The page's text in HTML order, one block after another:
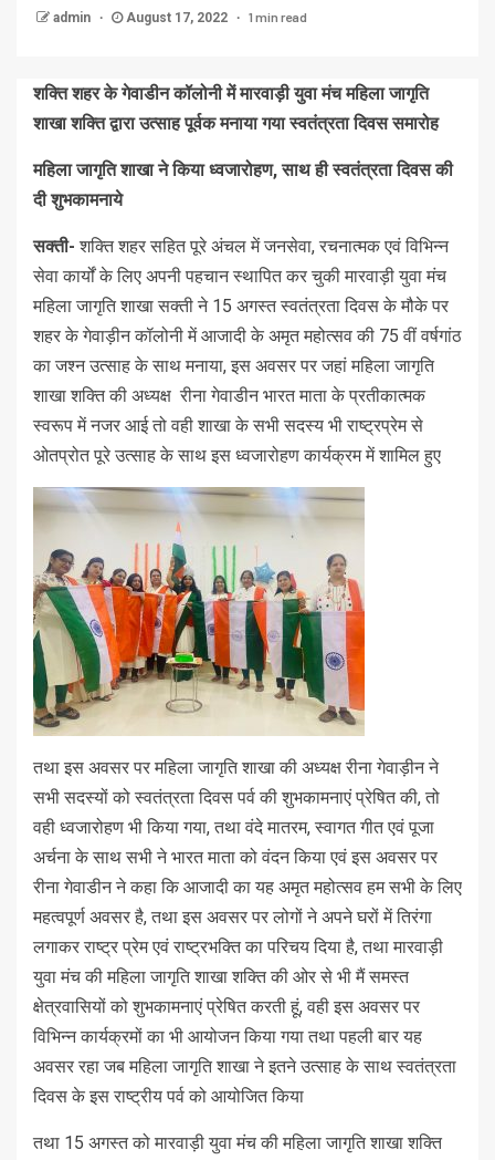
admin August 17, 2022 1 min read
शक्ति शहर के गेवाडीन कॉलोनी में मारवाड़ी युवा मंच महिला जागृति
शाखा शक्ति द्वारा उत्साह पूर्वक मनाया गया स्वतंत्रता दिवस समारोह
महिला जागृति शाखा ने किया ध्वजारोहण, साथ ही स्वतंत्रता दिवस की
दी शुभकामनाये
सक्ती- शक्ति शहर सहित पूरे अंचल में जनसेवा, रचनात्मक एवं विभिन्न
सेवा कार्यों के लिए अपनी पहचान स्थापित कर चुकी मारवाड़ी युवा मंच
महिला जागृति शाखा सक्ती ने 15 अगस्त स्वतंत्रता दिवस के मौके पर
शहर के गेवाड़ीन कॉलोनी में आजादी के अमृत महोत्सव की 75 वीं वर्षगांठ
का जश्न उत्साह के साथ मनाया, इस अवसर पर जहां महिला जागृति
शाखा शक्ति की अध्यक्ष रीना गेवाडीन भारत माता के प्रतीकात्मक
स्वरूप में नजर आई तो वही शाखा के सभी सदस्य भी राष्ट्रप्रेम से
ओतप्रोत पूरे उत्साह के साथ इस ध्वजारोहण कार्यक्रम में शामिल हुए
तथा इस अवसर पर महिला जागृति शाखा की अध्यक्ष रीना गेवाड़ीन ने
सभी सदस्यों को स्वतंत्रता दिवस पर्व की शुभकामनाएं प्रेषित की, तो
वही ध्वजारोहण भी किया गया, तथा वंदे मातरम, स्वागत गीत एवं पूजा
अर्चना के साथ सभी ने भारत माता को वंदन किया एवं इस अवसर पर
रीना गेवाडीन ने कहा कि आजादी का यह अमृत महोत्सव हम सभी के लिए
महत्वपूर्ण अवसर है, तथा इस अवसर पर लोगों ने अपने घरों में तिरंगा
लगाकर राष्ट्र प्रेम एवं राष्ट्रभक्ति का परिचय दिया है, तथा मारवाड़ी
युवा मंच की महिला जागृति शाखा शक्ति की ओर से भी मैं समस्त
क्षेत्रवासियों को शुभकामनाएं प्रेषित करती हूं, वही इस अवसर पर
विभिन्न कार्यक्रमों का भी आयोजन किया गया तथा पहली बार यह
अवसर रहा जब महिला जागृति शाखा ने इतने उत्साह के साथ स्वतंत्रता
दिवस के इस राष्ट्रीय पर्व को आयोजित किया
तथा 15 अगस्त को मारवाड़ी युवा मंच की महिला जागृति शाखा शक्ति